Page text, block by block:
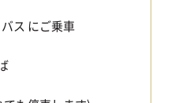
ス にご乗車